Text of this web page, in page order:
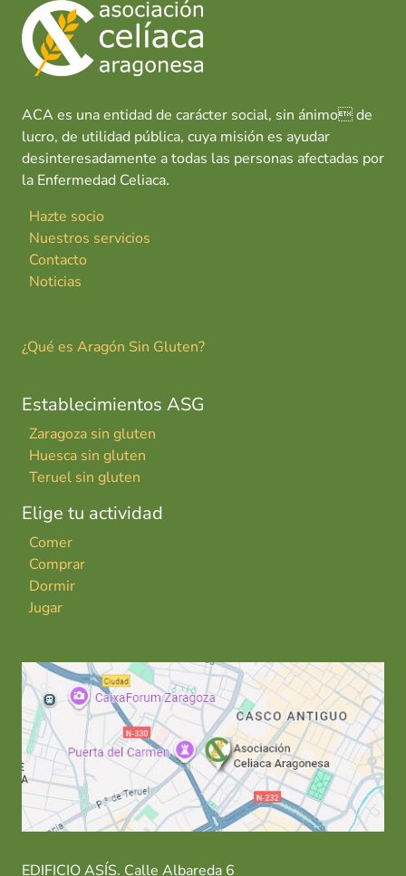
ACA es una entidad de carácter social, sin ánimo de
lucro, de utilidad pública, cuya misión es ayudar
desinteresadamente a todas las personas afectadas por
la Enfermedad Celiaca.
Hazte socio
Nuestros servicios
Contacto
Noticias
¿Qué es Aragón Sin Gluten?
Establecimientos ASG
Zaragoza sin gluten
Huesca sin gluten
Teruel sin gluten
Elige tu actividad
Comer
Comprar
Dormir
Jugar
EDIFICIO ASÍS. Calle Albareda 6